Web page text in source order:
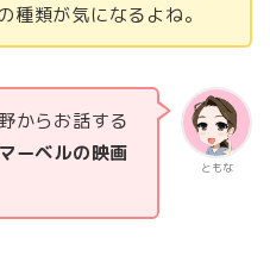
種類が気になるよね。
ともな
からお話する
ーベルの映画